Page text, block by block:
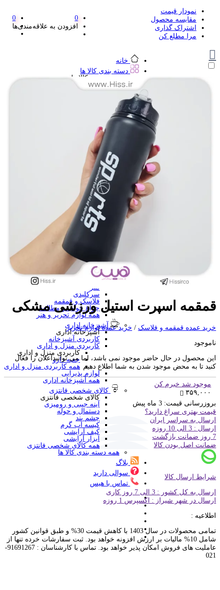
نمودار قیمت
مقایسه محصول
اشتراک گذاری
مرا مطلع کن
0
افزودن به علاقه‌مندی‌ها
0
خانه
دسته بندی کالا ها
دسته بندی کالا ها
لوازم تحریر و هنر
روان نویس فانتزی
خودکار و خودکار فشاری
ماژیک ها
دفترچه یادداشت
استیکر
استیک نوت
خط کش و گونیا
کیف غذا
کوله پشتی
چسب
کاتر فانتزی
بوک مارک
ماشین حساب
قیچی
منگنه فانتزی
سرگرمی و آموزشی
برچسب استیکری
جامدادی
تخته وایت برد
تخته شاسی
متر
سرکلیدی
فلاسک و قمقمه
چراغ خواب و مطالعه
همه لوازم تحریر و هنر
آشپزخانه اداری
آشپزخانه اداری
کاربردی آشپزخانه
کاربردی منزل و اداری
کاربردی منزل و اداری
جعبه دارو
همه کاربردی منزل و اداری
لوازم پذیرایی
همه آشپزخانه اداری
کالای شخصی فانتزی
کالای شخصی فانتزی
آینه جیبی و رومیزی
دستمال و حوله
چشم بند
کیسه آب گرم
کیف آرایشی
ابزار آرایشی
همه کالای شخصی فانتزی
همه دسته بندی کالا ها
بلاگ
سوالی دارید
تماس با هیس
قمقمه اسپرت استیل ورزشی مشکی
خرید عمده قمقمه و فلاسک / خرید عمده لوازم تحریر
ناموجود
این محصول در حال حاضر موجود نمی باشد، اما می توانیداعلان را فعال
کنید تا به محض موجود شدن به شما اطلاع دهیم
موجود شد خبرم کن
۳۵۹,۰۰۰
بروزرسانی قیمت: 3 ماه پیش
قیمت بهتری سراغ دارید؟
ارسال به سراسر ایران
ارسال : 3 الی 10 روزه
7 روز ضمانت بازگشت
ضمانت اصل بودن کالا
شرایط ارسال کالا
ارسال به کل کشور : 3 الی 7 روز کاری
ارسال در شهر شیراز : اکسپرس 1 روزه
اطلاعیه :
تمامی محصولات در سال 1403 با کاهش قیمت 30% و طبق قوانین کشور
شامل 10% مالیات بر ارزش افزونه خواهد بود. ثبت سفارشات خرده تنها از
عاملیت های فروش امکان پذیر خواهد بود. تماس با کارشناسان : 91691267-
021